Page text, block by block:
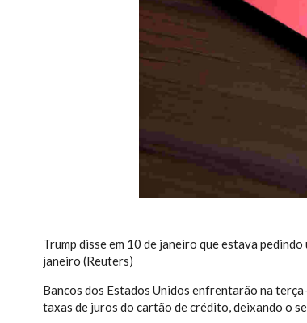
Trump disse em 10 de janeiro que estava
janeiro (Reuters)
Bancos dos Estados Unidos enfrentarão ‍na
taxas de juros do cartão de crédito, deixando o